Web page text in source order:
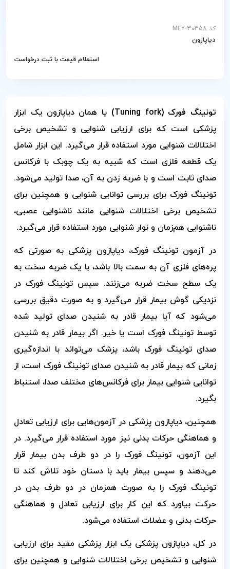
کد MEY-30358
دیاپازون
استعلام قیمت با ثبت درخواست
تونینگ فورک (Tuning fork)
یا همان دیاپازون یک ابزار
پزشکی است که برای ارزیابی شنوایی و تشخیص برخی
اختلالات شنوایی مورد استفاده قرار می‌گیرد. این ابزار شامل
یک قطعه فلزی است که شبیه به یک چوبک با فرکانس
صدای ثابت است و با ضربه زدن به آن، صدا تولید می‌شود.
تونینگ فورک برای بررسی توانایی شنوایی و همچنین برای
تشخیص برخی اختلالات شنوایی مانند ناشنوایی عصبی،
ناشنوایی هم‌زمان و نوار شنوایی مورد استفاده قرار می‌گیرد.
در آزمون تونینگ فورک، دیاپازون پزشکی به صورتی که
پره‌های فلزی آن به سمت بالا باشد، با یک ضربه سخت به
یک سطح سخت ضربه می‌زنند. سپس تونینگ فورک در
نزدیکی گوش بیمار قرار می‌گیرد و به صورت دقیق بررسی
می‌شود که آیا بیمار قادر به شنیدن صدای تولید شده
توسط تونینگ فورک است یا خیر. اگر بیمار قادر به شنیدن
صدای تونینگ فورک باشد، پزشک می‌تواند با اندازه‌گیری
زمانی که بیمار قادر به شنیدن صدای تونینگ فورک است، از
توانایی شنوایی بیمار برای فرکانس‌های مختلف صدا، استنباط
بگیرد.
همچنین، دیاپازون پزشکی در آزمون‌هایی برای ارزیابی تعادل
و هماهنگی حرکات بدنی نیز مورد استفاده قرار می‌گیرد. در
این آزمون، تونینگ فورک را در دو طرف بدن بیمار قرار
می‌دهند و سپس بیمار باید با دستان خود تلاش کند تا
تونینگ فورک را به صورت همزمان در دو طرف بدن در
حرکت بیاورد که این کار برای ارزیابی تعادل و هماهنگی
حرکات بدنی و عضلات استفاده می‌شود.
در کل، دیاپازون پزشکی یک ابزار پزشکی مفید برای ارزیابی
شنوایی و تشخیص برخی اختلالات شنوایی و همچنین برای